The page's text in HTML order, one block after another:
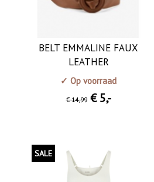
BELT EMMALINE FAUX
LEATHER
✓ Op voorraad
€ 14,99€ 5,-
SALE